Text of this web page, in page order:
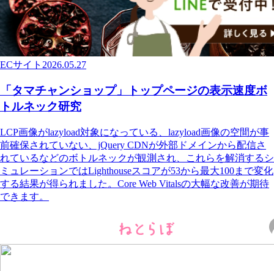
ECサイト 2026.05.27
「タマチャンショップ」トップページの表示速度ボ
トルネック研究
LCP画像がlazyload対象になっている、lazyload画像の空間が事
前確保されていない、jQuery CDNが外部ドメインから配信さ
れているなどのボトルネックが観測され、これらを解消するシ
ミュレーションではLighthouseスコアが53から最大100まで変化
する結果が得られました。Core Web Vitalsの大幅な改善が期待
できます。